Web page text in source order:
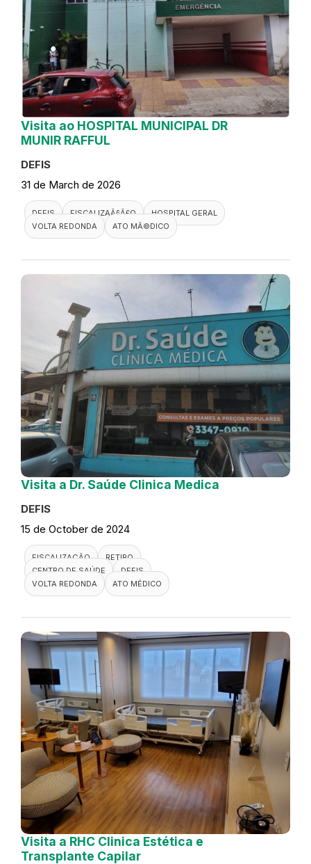
Visita ao HOSPITAL MUNICIPAL DR
MUNIR RAFFUL
DEFIS
31 de March de 2026
DEFIS FISCALIZAÃ§Ã£O
HOSPITAL GERAL
VOLTA REDONDA
ATO MÃ©DICO
Visita a Dr. Saúde Clinica Medica
DEFIS
15 de October de 2024
FISCALIZAÇÃO
RETIRO
CENTRO DE SAÚDE
DEFIS
VOLTA REDONDA
ATO MÉDICO
Visita a RHC Clinica Estética e
Transplante Capilar